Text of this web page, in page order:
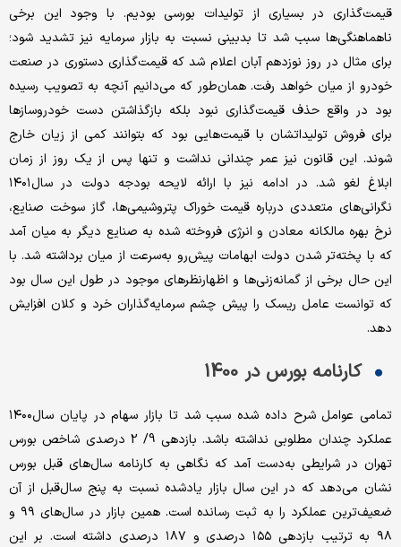
قیمت‌‌‌‌‌‌‌گذاری در بسیاری از تولیدات بورسی بودیم. با وجود این برخی
ناهماهنگی‌‌‌‌‌‌ها سبب شد تا بدبینی نسبت به بازار سرمایه نیز تشدید شود؛
برای مثال در روز نوزدهم آبان اعلام شد که قیمت‌‌‌‌‌‌‌گذاری دستوری در صنعت
خودرو از میان خواهد رفت. همان‌طور که می‌‌‌‌‌‌‌دانیم آنچه به تصویب رسیده
بود در واقع حذف قیمت‌‌‌‌‌‌‌گذاری نبود بلکه بازگذاشتن دست خودروسازها
برای فروش تولیداتشان با قیمت‌‌‌‌‌‌هایی بود که بتوانند کمی از زیان خارج
شوند. این قانون نیز عمر چندانی نداشت و تنها پس از یک روز از زمان
ابلاغ لغو شد. در ادامه نیز با ارائه لایحه بودجه دولت در سال‌۱۴۰۱
نگرانی‌‌‌‌‌‌های متعددی درباره قیمت خوراک پتروشیمی‌‌‌‌‌‌‌ها، گاز سوخت صنایع،
نرخ بهره مالکانه معادن و انرژی فروخته شده به صنایع دیگر به میان آمد
که با پخته‌‌‌‌‌‌تر شدن دولت ابهامات پیش‌رو به‌سرعت از میان برداشته شد. با
این حال برخی از گمانه‌‌‌‌‌‌زنی‌‌‌‌‌‌ها و اظهارنظرهای موجود در طول این سال ‌بود
که توانست عامل ریسک را پیش چشم سرمایه‌‌‌‌‌‌‌گذاران خرد و کلان افزایش
دهد.
کارنامه بورس در 1400
تمامی عوامل شرح داده شده سبب شد تا بازار سهام در پایان سال‌۱۴۰۰
عملکرد چندان مطلوبی نداشته باشد. بازدهی 9/ 2 درصدی شاخص بورس
تهران در شرایطی به‌دست آمد که نگاهی به کارنامه سال‌‌‌‌‌‌های قبل بورس
نشان می‌‌‌‌‌‌دهد که در این سال ‌بازار یادشده نسبت به پنج سال‌قبل از آن
ضعیف‌‌‌‌‌‌ترین عملکرد را به ثبت رسانده است. همین بازار در سال‌‌‌‌‌‌های ۹۹ و
۹۸ به ترتیب بازدهی ۱۵۵ درصدی و ۱۸۷ درصدی داشته است. بر این